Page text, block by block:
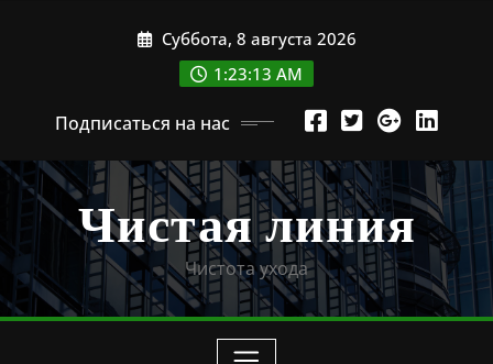
Суббота, 8 августа 2026
1:23:14 AM
Подписаться на нас
Чистая линия
Чистота ухода